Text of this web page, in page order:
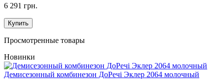
6 291 грн.
Купить
Просмотренные товары
Новинки
Демисезонный комбинезон ДоРечі Эклер 2064 молочный